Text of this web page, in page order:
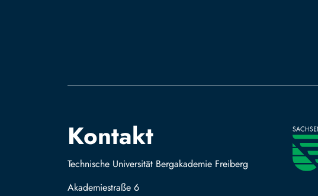
Kontakt
Technische Universität Bergakademie Freiberg
Akademiestraße 6